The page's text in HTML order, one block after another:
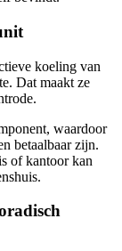
koeling van
Dat maakt ze
waardoor
betaalbaar zijn.
of kantoor kan